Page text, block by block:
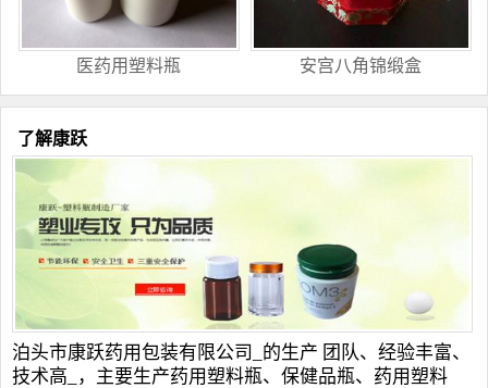
医药用塑料瓶 安宫八角锦缎盒
了解康跃
泊头市康跃药用包装有限公司_的生产 团队、经验丰富、
技术高_，主要生产药用塑料瓶、 保健品瓶、 药用塑料